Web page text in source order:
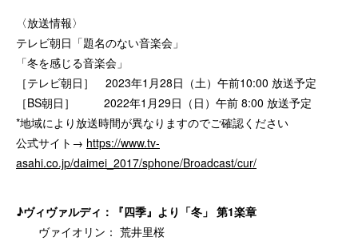
〈放送情報〉
テレビ朝日「題名のない音楽会」
「冬を感じる音楽会」
［テレビ朝日］ 2023年1月28日（土）午前10:00 放送予定
［BS朝日］ 2022年1月29日（日）午前 8:00 放送予定
*地域により放送時間が異なりますのでご確認ください
公式サイト→ https://www.tv-
asahi.co.jp/daimei_2017/sphone/Broadcast/cur/
♪ヴィヴァルディ：『四季』より「冬」 第1楽章
ヴァイオリン： 荒井里桜